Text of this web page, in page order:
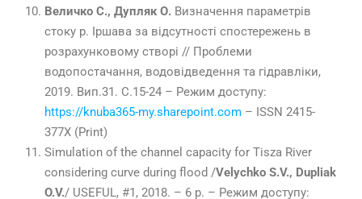
Величко С., Дупляк О. Визначення параметрів
стоку р. Іршава за відсутності спостережень в
розрахунковому створі // Проблеми
водопостачання, водовідведення та гідравліки,
2019. Вип.31. С.15-24 – Режим доступу:
https://knuba365-my.sharepoint.com – ISSN 2415-
377Х (Print)
Simulation of the channel capacity for Tisza River
considering curve during flood /Velychko S.V., Dupliak
O.V./ USEFUL, #1, 2018. – 6 p. – Режим доступу: